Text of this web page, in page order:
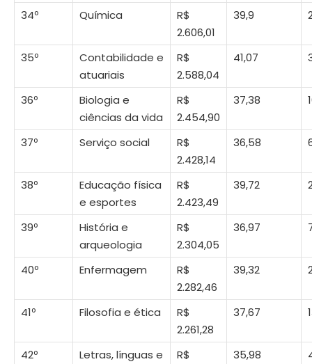
34º Química
R$
2.606,01
39,9
35º
Contabilidade e
atuariais
R$
2.588,04
41,07
36º
Biologia e
ciências da vida
R$
2.454,90
37,38
37º Serviço social
R$
2.428,14
36,58
38º
Educação física
e esportes
R$
2.423,49
39,72
39º
História e
arqueologia
R$
2.304,05
36,97
40º Enfermagem
R$
2.282,46
39,32
41º Filosofia e ética
R$
2.261,28
37,67
42º
Letras, línguas e
R$
35,98